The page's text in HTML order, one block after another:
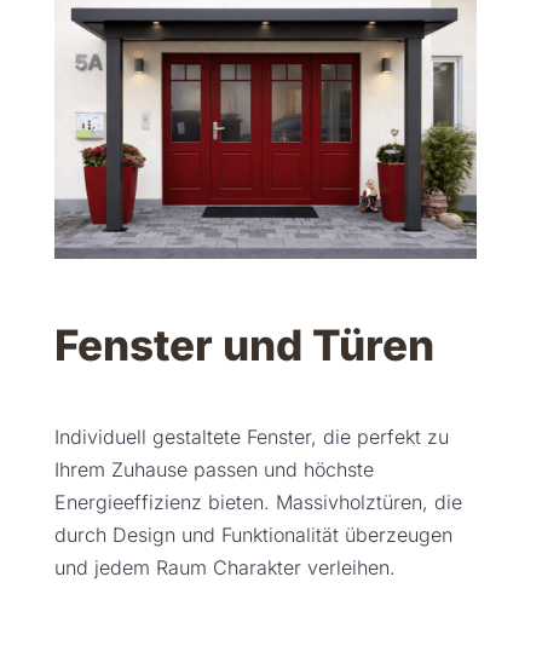
Fenster und Türen
Individuell gestaltete Fenster, die perfekt zu
Ihrem Zuhause passen und höchste
Energieeffizienz bieten. Massivholztüren, die
durch Design und Funktionalität überzeugen
und jedem Raum Charakter verleihen.